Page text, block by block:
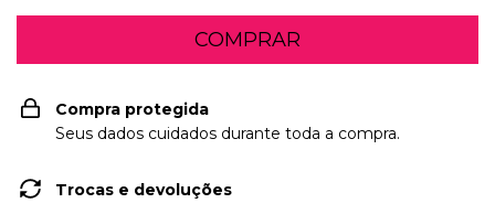
Compra protegida
Seus dados cuidados durante toda a compra.
Trocas e devoluções